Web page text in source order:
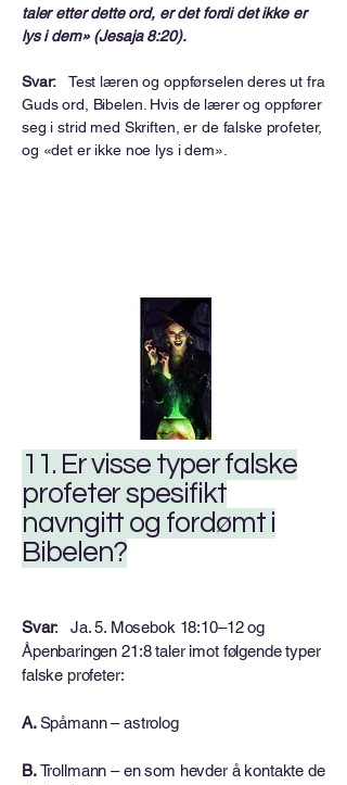
taler etter dette ord, er det fordi det ikke er
lys i dem» (Jesaja 8:20).
Svar: Test læren og oppførselen deres ut fra
Guds ord, Bibelen. Hvis de lærer og oppfører
seg i strid med Skriften, er de falske profeter,
og «det er ikke noe lys i dem».
11. Er visse typer falske
profeter spesifikt
navngitt og fordømt i
Bibelen?
Svar: Ja. 5. Mosebok 18:10–12 og
Åpenbaringen 21:8 taler imot følgende typer
falske profeter:
A.Spåmann – astrolog
B.Trollmann – en som hevder å kontakte de